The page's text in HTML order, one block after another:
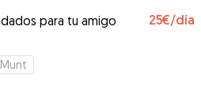
para tu amigo
25€/día